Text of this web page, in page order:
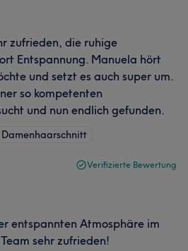
zufrieden, die ruhige
Entspannung. Manuela hört
und setzt es auch super um.
so kompetenten
und nun endlich gefunden.
Damenhaarschnitt
Verifizierte Bewertung
entspannten Atmosphäre im
sehr zufrieden!